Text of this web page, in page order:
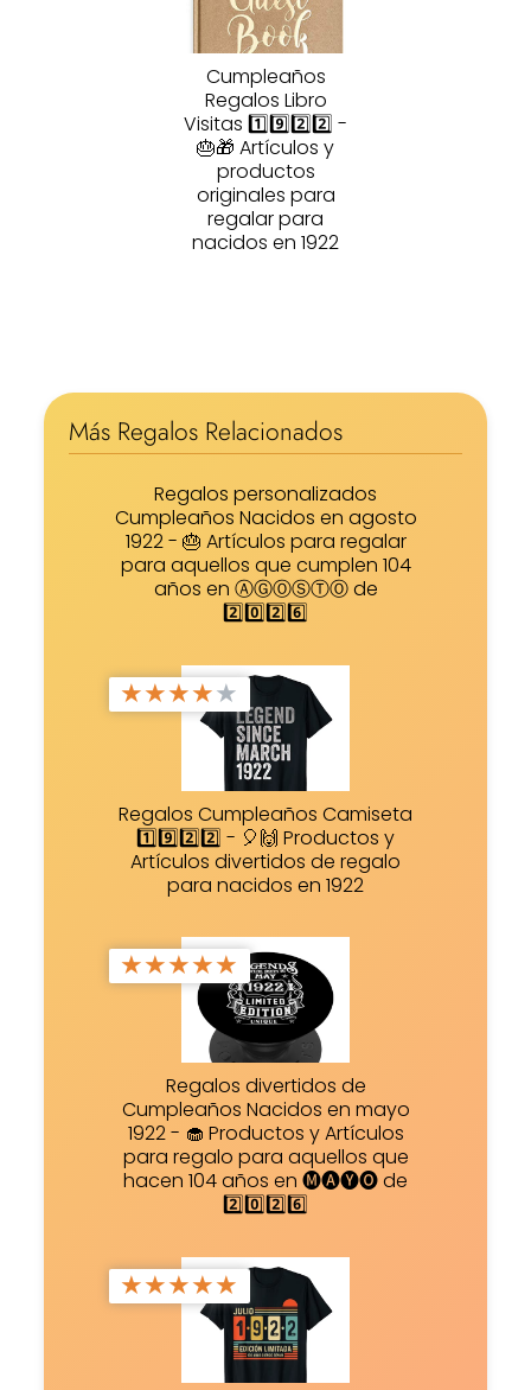
Cumpleaños
Regalos Libro
Visitas 1️⃣9️⃣2️⃣2️⃣ -
🎂🎁 Artículos y
productos
originales para
regalar para
nacidos en 1922
Más Regalos Relacionados
Regalos personalizados
Cumpleaños Nacidos en agosto
1922 - 🎂 Artículos para regalar
para aquellos que cumplen 104
años en ⒶⒼⓄⓈⓉⓄ de
2️⃣0️⃣2️⃣6️⃣
★★★★★
Regalos Cumpleaños Camiseta
1️⃣9️⃣2️⃣2️⃣ - 🎈🙌 Productos y
Artículos divertidos de regalo
para nacidos en 1922
★★★★★
Regalos divertidos de
Cumpleaños Nacidos en mayo
1922 - 🧁 Productos y Artículos
para regalo para aquellos que
hacen 104 años en 🅜🅐🅨🅞 de
2️⃣0️⃣2️⃣6️⃣
★★★★★